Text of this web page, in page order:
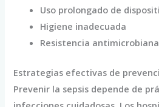
Uso prolongado de
Higiene inadecuada
Resistencia antimicrobiana
Estrategias efectivas de
Prevenir la sepsis depende de